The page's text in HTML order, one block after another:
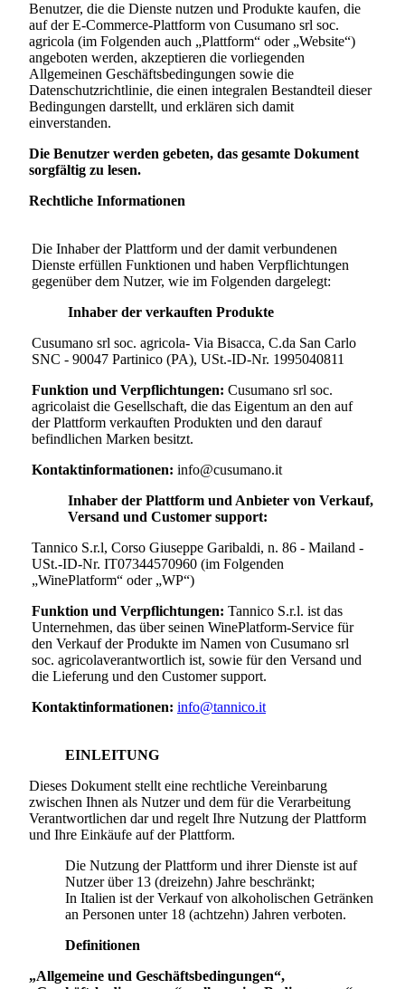
Benutzer, die die Dienste nutzen und Produkte kaufen, die
auf der E-Commerce-Plattform von Cusumano srl soc.
agricola (im Folgenden auch „Plattform“ oder „Website“)
angeboten werden, akzeptieren die vorliegenden
Allgemeinen Geschäftsbedingungen sowie die
Datenschutzrichtlinie, die einen integralen Bestandteil dieser
Bedingungen darstellt, und erklären sich damit
einverstanden.
Die Benutzer werden gebeten, das gesamte Dokument
sorgfältig zu lesen.
Rechtliche Informationen
Die Inhaber der Plattform und der damit verbundenen
Dienste erfüllen Funktionen und haben Verpflichtungen
gegenüber dem Nutzer, wie im Folgenden dargelegt:
Inhaber der verkauften Produkte
Cusumano srl soc. agricola- Via Bisacca, C.da San Carlo
SNC - 90047 Partinico (PA), USt.-ID-Nr. 1995040811
Funktion und Verpflichtungen: Cusumano srl soc.
agricolaist die Gesellschaft, die das Eigentum an den auf
der Plattform verkauften Produkten und den darauf
befindlichen Marken besitzt.
Kontaktinformationen: info@cusumano.it
Inhaber der Plattform und Anbieter von Verkauf,
Versand und Customer support:
Tannico S.r.l, Corso Giuseppe Garibaldi, n. 86 - Mailand -
USt.-ID-Nr. IT07344570960 (im Folgenden
„WinePlatform“ oder „WP“)
Funktion und Verpflichtungen: Tannico S.r.l. ist das
Unternehmen, das über seinen WinePlatform-Service für
den Verkauf der Produkte im Namen von Cusumano srl
soc. agricolaverantwortlich ist, sowie für den Versand und
die Lieferung und den Customer support.
Kontaktinformationen: info@tannico.it
EINLEITUNG
Dieses Dokument stellt eine rechtliche Vereinbarung
zwischen Ihnen als Nutzer und dem für die Verarbeitung
Verantwortlichen dar und regelt Ihre Nutzung der Plattform
und Ihre Einkäufe auf der Plattform.
Die Nutzung der Plattform und ihrer Dienste ist auf
Nutzer über 13 (dreizehn) Jahre beschränkt;
In Italien ist der Verkauf von alkoholischen Getränken
an Personen unter 18 (achtzehn) Jahren verboten.
Definitionen
„Allgemeine und Geschäftsbedingungen“,